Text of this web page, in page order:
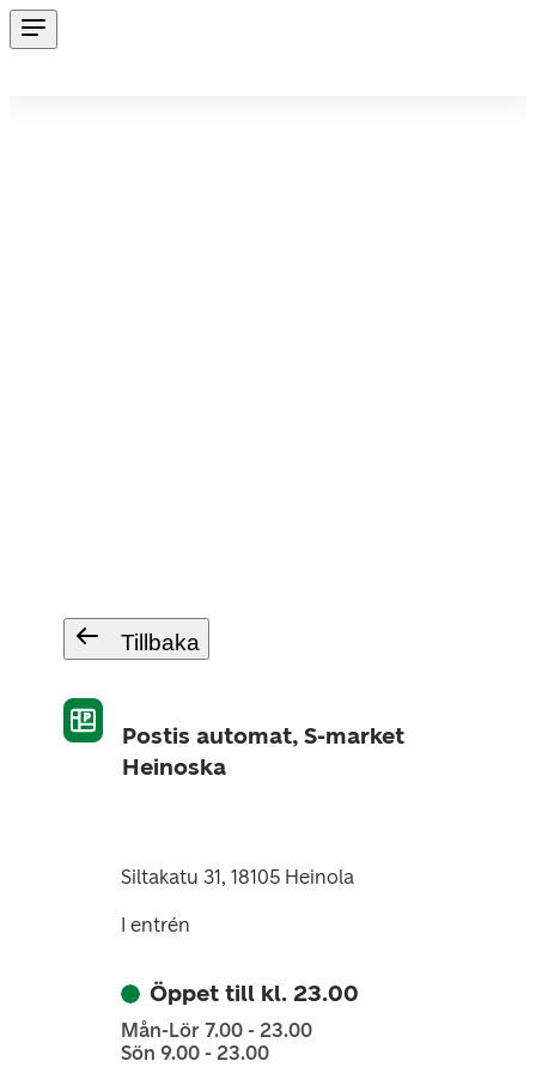
Tillbaka
Postis automat, S-market
Heinoska
Siltakatu 31, 18105 Heinola
I entrén
Öppet till kl. 23.00
Mån-Lör 7.00 - 23.00
Sön 9.00 - 23.00